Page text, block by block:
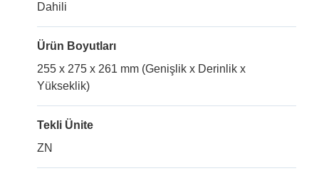
Dahili
Ürün Boyutları
255 x 275 x 261 mm (Genişlik x Derinlik x
Yükseklik)
Tekli Ünite
ZN